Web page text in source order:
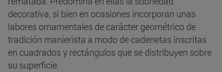
decorativa, si bien en ocasiones incorporan unas
labores ornamentales de carácter geométrico de
tradición manierista a modo de cadenetas inscritas
en cuadrados y rectángulos que se distribuyen sobre
su superficie.